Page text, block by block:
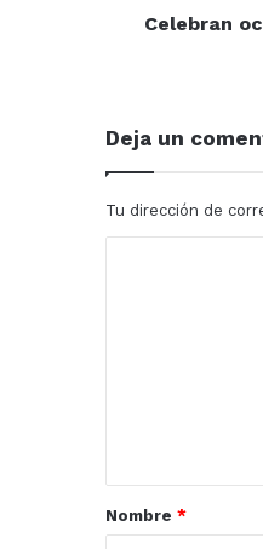
Celebran
Deja un
Tu dirección de
rNombre *